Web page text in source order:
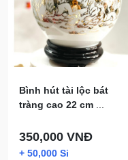
Bình hút tài lộc bát
tràng cao 22 cm
350,000 VNĐ
+ 50,000 Si